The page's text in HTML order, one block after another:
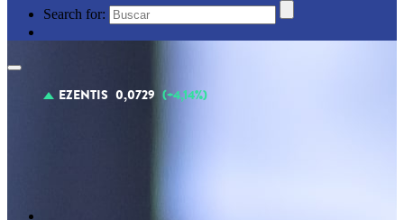
Search for: